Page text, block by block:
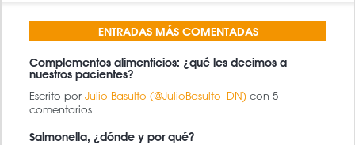
ENTRADAS MÁS COMENTADAS
Complementos alimenticios: ¿qué les decimos a
nuestros pacientes?
Escrito por Julio Basulto (@JulioBasulto_DN) con 5
comentarios
Salmonella, ¿dónde y por qué?